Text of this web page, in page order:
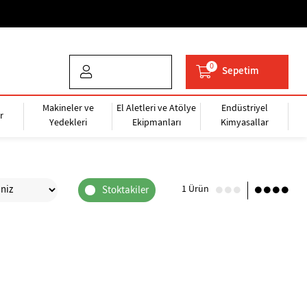
Sepetim
0
Makineler ve
Yedekleri
El Aletleri ve Atölye
Ekipmanları
Endüstriyel
Kimyasallar
Stoktakiler 1 Ürün